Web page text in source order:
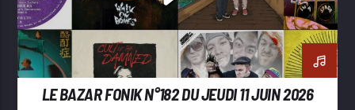
LE BAZAR FONIK N°182 DU JEUDI 11 JUIN 2026